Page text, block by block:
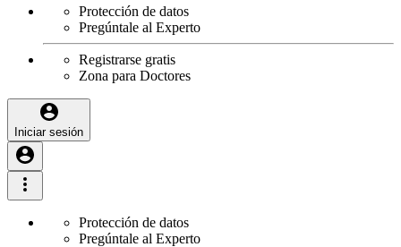
Protección de datos
Pregúntale al Experto
Registrarse gratis
Zona para Doctores
Iniciar sesión
Protección de datos
Pregúntale al Experto